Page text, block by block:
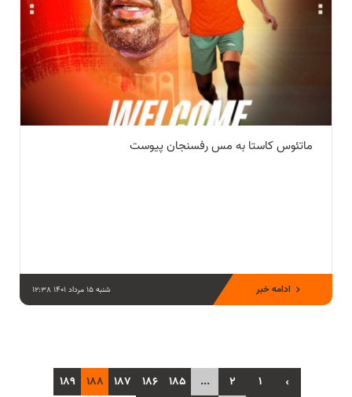
ماتئوس کاستا به مس رفسنجان پیوست
شنبه 15 مرداد 1401 12:38 ادامه خبر
‹
1
2
...
185
186
187
188
189